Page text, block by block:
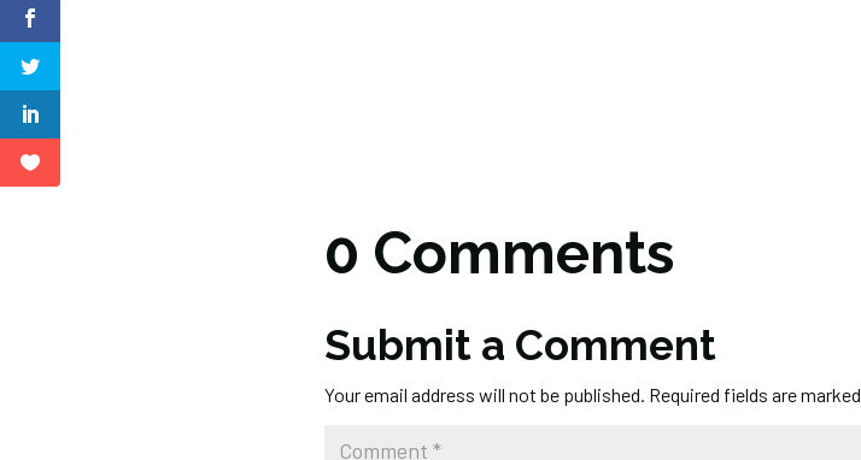
0 Comments
Submit a Comment
Your email address will not be published. Required fields are marked